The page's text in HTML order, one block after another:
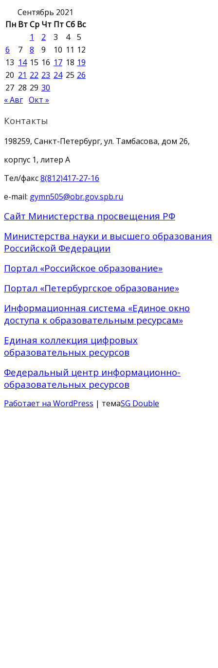
Сентябрь 2021
Пн ВтСр Чт ПтСб Вс
1
2 3 4
5
6
7 8 9 10 11 12
13 14 15 16 17 18 19
20 21 22 23 24 25 26
27 28 29 30
« Авг Окт »
Контакты
198259, Санкт-Петербург, ул. Тамбасова, дом 26,
корпус 1, литер А
Тел/факс8(812)417-27-16
e-mail: gymn505@obr.gov.spb.ru
Сайт Министерства просвещения РФ
Министерства науки и высшего образования
Российской Федерации
Портал «Российское образование»
Портал «Петербургское образование»
Информационная система «Единое окно
доступа к образовательным ресурсам»
Единая коллекция цифровых
образовательных ресурсов
Федеральный центр информационно-
образовательных ресурсов
Работает на WordPress | темаSG Double